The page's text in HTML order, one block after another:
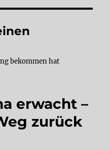
bekommen hat
erwacht –
zurück